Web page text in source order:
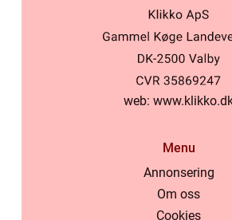
web:
Menu
Annonsering
Om oss
Cookies